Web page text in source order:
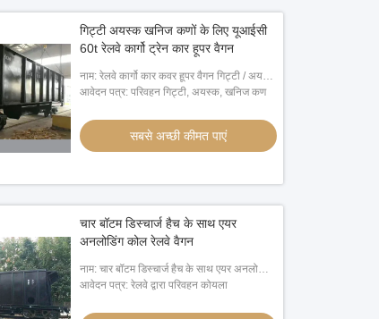
गिट्टी अयस्क खनिज कणों के लिए यूआईसी
60t रेलवे कार्गो ट्रेन कार हूपर वैगन
नाम: रेलवे कार्गो कार कवर हूपर वैगन गिट्टी / अयस्क
/ खनिज कण
आवेदन पत्र: परिवहन गिट्टी, अयस्क, खनिज कण
सबसे अच्छी कीमत पाएं
चार बॉटम डिस्चार्ज हैच के साथ एयर
अनलोडिंग कोल रेलवे वैगन
नाम: चार बॉटम डिस्चार्ज हैच के साथ एयर अनलोडिंग
कोल रेलवे वैगन
आवेदन पत्र: रेलवे द्वारा परिवहन कोयला